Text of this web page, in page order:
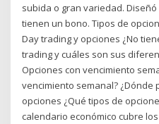
subida o gran variedad.
tienen un bono. Tipos de
Day trading y opciones ¿No
trading y cuáles son sus
Opciones con vencimiento
vencimiento semanal?
opciones ¿Qué tipos de
calendario económico cubre